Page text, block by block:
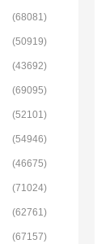
(68081)
(50919)
(43692)
(69095)
(52101)
(54946)
(46675)
(71024)
(62761)
(67157)